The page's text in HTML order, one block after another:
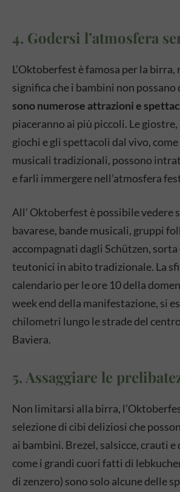
4. Godersi l’atmosfera
L’Oktoberfest è famosa per la birra,
significa che i bambini non
sono numerose attrazioni e
piaceranno ai più piccoli. Le giostre,
giochi e gli spettacoli dal vivo,
musicali tradizionali, possono
e farli immergere nell’atmosfera
All’ Oktoberfest è possibile vedere
bavarese, bande musicali, gruppi
accompagnati dagli Schützen,
teutonici in abito tradizionale. La
calendario per le ore 10 della
week end della manifestazione, si
chilometri lungo le strade del
Baviera.
5. Assaggiare le
Non limitarsi alla birra,
selezione di cibi deliziosi che
ai bambini. Brezel, salsicce, crauti
come i grandi cuori fatti di
di zenzero) sono solo alcune delle